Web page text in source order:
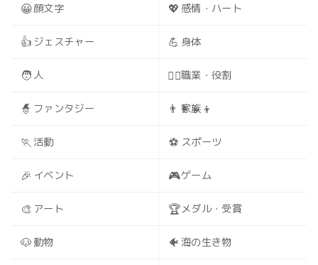
😀顔文字 💖 感情・ハート
👍 ジェスチャー 💪 身体
🧑 人 🧑‍⚕️職業・役割
🧙 ファンタジー 👨‍👩‍👧‍👦
家族
🏃 活動 ⚽ スポーツ
🎉 イベント 🎮ゲーム
🎨 アート 🏆メダル・受賞
🐶 動物 🐠 海の生き物